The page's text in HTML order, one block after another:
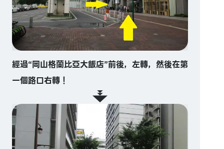
經過“岡山格蘭比亞大飯店”前後，左轉，然後在第
一個路口右轉！